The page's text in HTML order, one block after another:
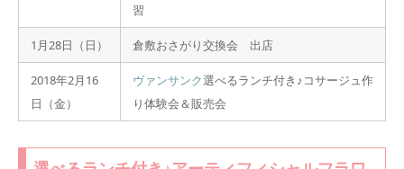
習
1月28日（日） 倉敷おさがり交換会 出店
2018年2月16
日（金）
ヴァンサンク選べるランチ付き♪コサージュ作
り体験会＆販売会